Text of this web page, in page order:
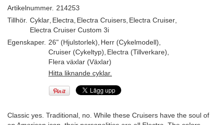
Artikelnummer. 214253
Tillhör. Cyklar Electra Electra Cruisers Electra Cruiser
Electra Cruiser Custom 3i
Egenskaper. 26" (Hjulstorlek) Herr (Cykelmodell)
Cruiser (Cykeltyp) Electra (Tillverkare)
Flera växlar (Växlar)
Hitta liknande cyklar.
Classic yes. Traditional, no. While these Cruisers have the soul of